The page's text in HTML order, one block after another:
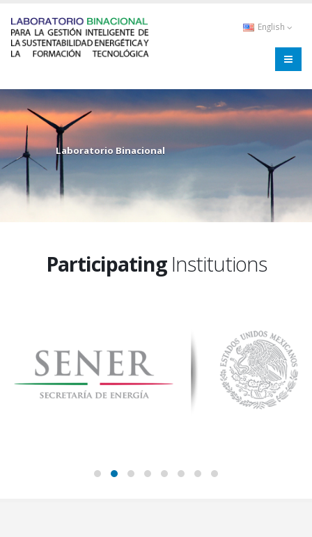
main
content
English
Laboratorio Binacional
ParticipatingInstitutions